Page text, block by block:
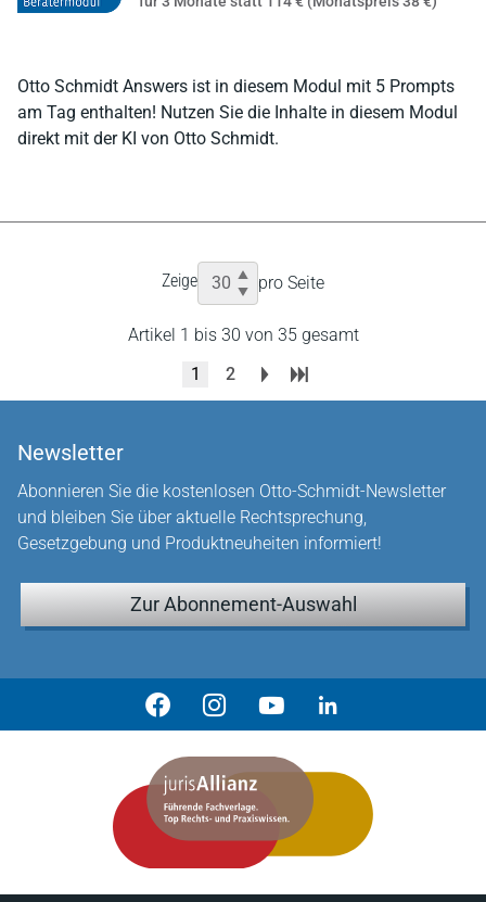
Otto Schmidt Answers ist in diesem Modul mit 5 Prompts
am Tag enthalten! Nutzen Sie die Inhalte in diesem Modul
direkt mit der KI von Otto Schmidt.
Zeige pro Seite
Artikel 1 bis 30 von 35 gesamt
1
2
Newsletter
Abonnieren Sie die kostenlosen Otto-Schmidt-Newsletter
und bleiben Sie über aktuelle Rechtsprechung,
Gesetzgebung und Produktneuheiten informiert!
Zur Abonnement-Auswahl